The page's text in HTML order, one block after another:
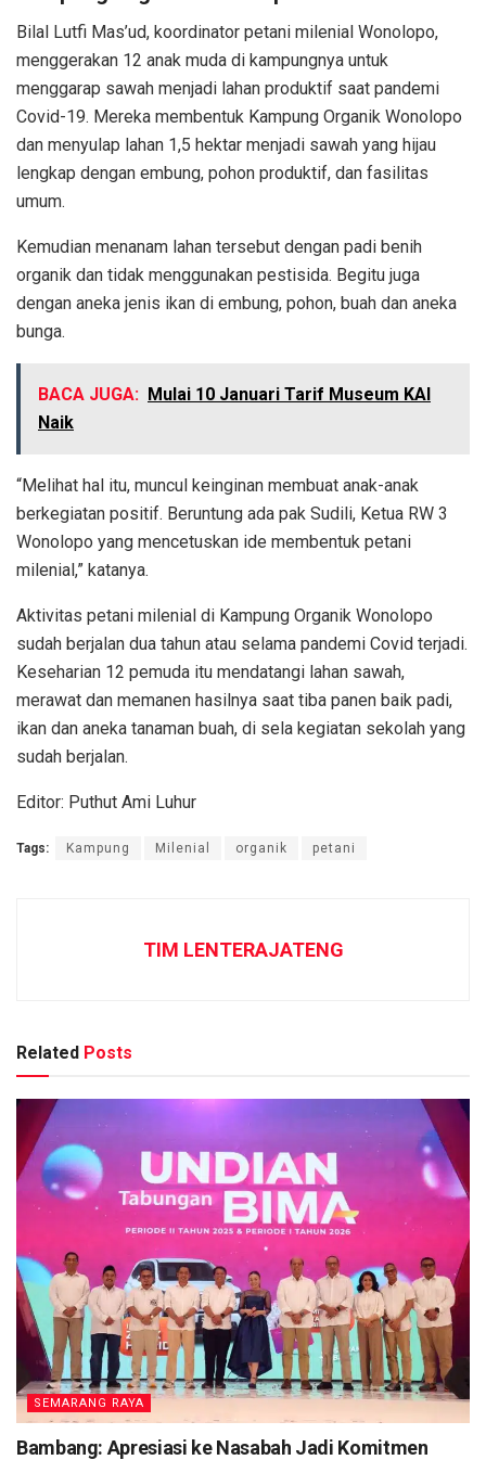
Bilal Lutfi Mas’ud, koordinator petani milenial Wonolopo,
menggerakan 12 anak muda di kampungnya untuk
menggarap sawah menjadi lahan produktif saat pandemi
Covid-19. Mereka membentuk Kampung Organik Wonolopo
dan menyulap lahan 1,5 hektar menjadi sawah yang hijau
lengkap dengan embung, pohon produktif, dan fasilitas
umum.
Kemudian menanam lahan tersebut dengan padi benih
organik dan tidak menggunakan pestisida. Begitu juga
dengan aneka jenis ikan di embung, pohon, buah dan aneka
bunga.
BACA JUGA: Mulai 10 Januari Tarif Museum KAI
Naik
“Melihat hal itu, muncul keinginan membuat anak-anak
berkegiatan positif. Beruntung ada pak Sudili, Ketua RW 3
Wonolopo yang mencetuskan ide membentuk petani
milenial,” katanya.
Aktivitas petani milenial di Kampung Organik Wonolopo
sudah berjalan dua tahun atau selama pandemi Covid terjadi.
Keseharian 12 pemuda itu mendatangi lahan sawah,
merawat dan memanen hasilnya saat tiba panen baik padi,
ikan dan aneka tanaman buah, di sela kegiatan sekolah yang
sudah berjalan.
Editor: Puthut Ami Luhur
Tags: Kampung Milenial organik petani
TIM LENTERAJATENG
Related Posts
SEMARANG RAYA
Bambang: Apresiasi ke Nasabah Jadi Komitmen